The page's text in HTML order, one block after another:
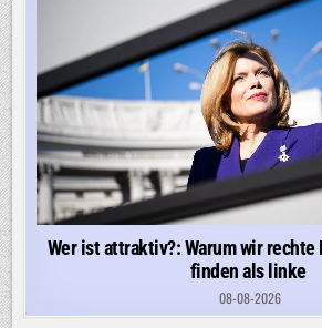
Wer ist attraktiv?: Warum wir
finden als linke
08-08-2026